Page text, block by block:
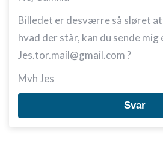
Billedet er desværre så sløret at
hvad der står, kan du sende mig
Jes.tor.mail@gmail.com ?
Mvh Jes
Svar